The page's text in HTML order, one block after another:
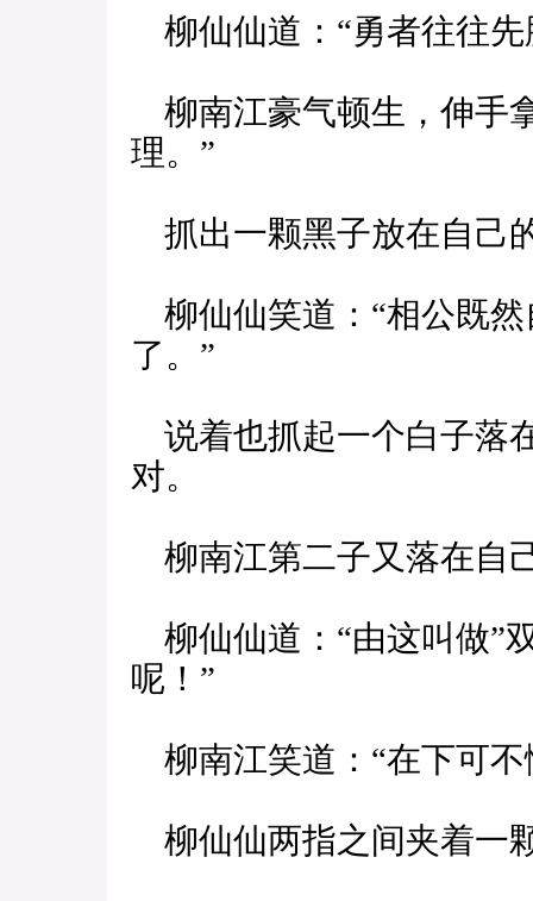
柳仙仙道：“勇者往往先
柳南江豪气顿生，伸手
理。”
抓出一颗黑子放在自己
柳仙仙笑道：“相公既
了。”
说着也抓起一个白子落
对。
柳南江第二子又落在自
柳仙仙道：“由这叫做”
呢！”
柳南江笑道：“在下可不
柳仙仙两指之间夹着一